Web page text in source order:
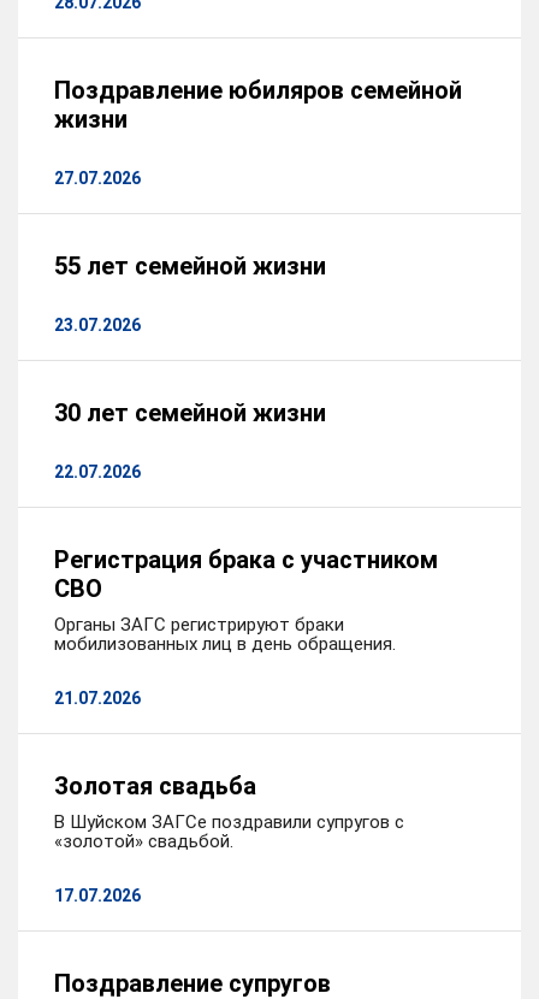
Поздравление юбиляров семейной
жизни
27.07.2026
55 лет семейной жизни
23.07.2026
30 лет семейной жизни
22.07.2026
Регистрация брака с участником
СВО
Органы ЗАГС регистрируют браки
мобилизованных лиц в день обращения.
21.07.2026
Золотая свадьба
В Шуйском ЗАГСе поздравили супругов с
«золотой» свадьбой.
17.07.2026
Поздравление супругов